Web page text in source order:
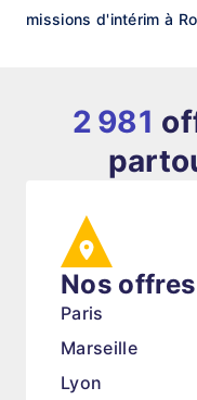
missions d'intérim à
2 981
Nos
Paris
Marseille
Lyon